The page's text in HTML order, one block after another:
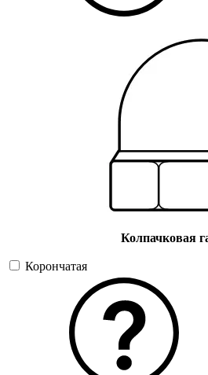
Колпачковая
Корончатая